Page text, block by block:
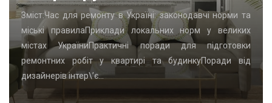
Зміст:Час для ремонту в Україні: законодавчі норми та
міські правилаПриклади локальних норм у великих
містах УкраїниПрактичні поради для підготовки
ремонтних робіт у квартирі та будинкуПоради від
дизайнерів інтер\’є…